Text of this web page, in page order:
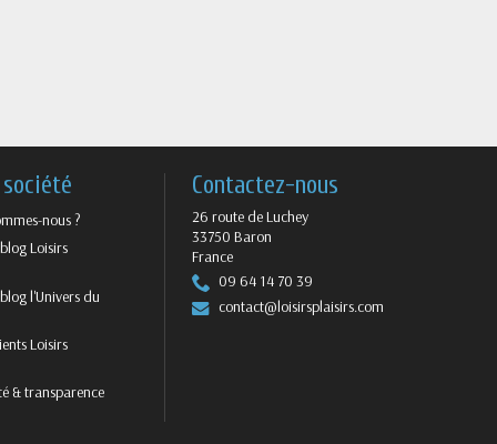
nous ?
Loisirs
l'Univers du
Loisirs
& transparence
Contactez-nous
26 route de Luchey
33750 Baron
France
09 64 14 70 39
contact@loisirsplaisirs.com